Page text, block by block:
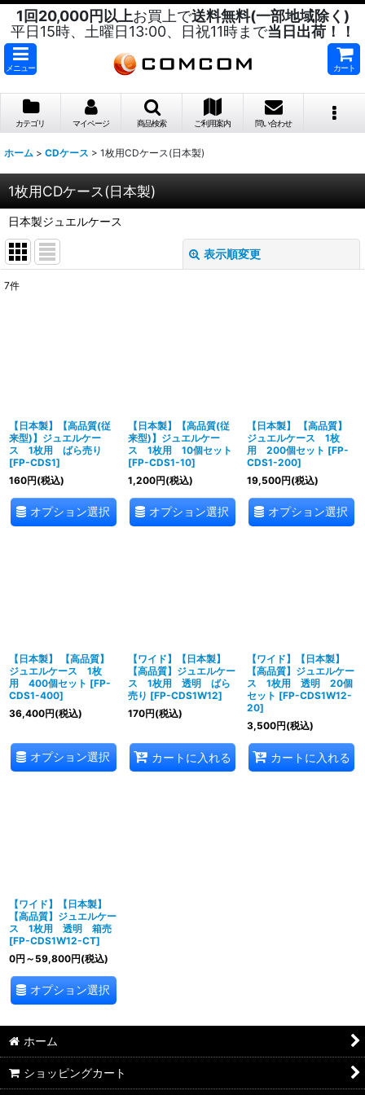
1回20,000円以上お買上で送料無料(一部地域除く)
平日15時、土曜日13:00、日祝11時まで当日出荷！！
メニュー カート
カテゴリ マイページ 商品検索 ご利用案内 問い合わせ
ホーム > CDケース > 1枚用CDケース(日本製)
1枚用CDケース(日本製)
日本製ジュエルケース
表示順変更
7件
【日本製】【高品質(従
来型)】ジュエルケー
ス 1枚用 ばら売り
[FP-CDS1]
160円(税込)
オプション選択
【日本製】【高品質(従
来型)】ジュエルケー
ス 1枚用 10個セット
[FP-CDS1-10]
1,200円(税込)
オプション選択
【日本製】 【高品質】
ジュエルケース 1枚
用 200個セット [FP-
CDS1-200]
19,500円(税込)
オプション選択
【日本製】 【高品質】
ジュエルケース 1枚
用 400個セット [FP-
CDS1-400]
36,400円(税込)
オプション選択
【ワイド】【日本製】
【高品質】ジュエルケー
ス 1枚用 透明 ばら
売り [FP-CDS1W12]
170円(税込)
カートに入れる
【ワイド】【日本製】
【高品質】ジュエルケー
ス 1枚用 透明 20個
セット [FP-CDS1W12-
20]
3,500円(税込)
カートに入れる
【ワイド】【日本製】
【高品質】ジュエルケー
ス 1枚用 透明 箱売
[FP-CDS1W12-CT]
0円 ～59,800円(税込)
オプション選択
ホーム
ショッピングカート